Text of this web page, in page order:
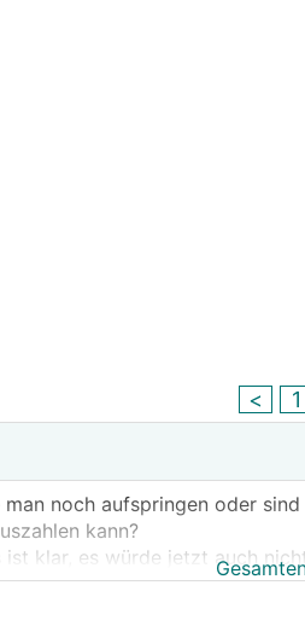
< 1
noch aufspringen oder
kann?
klar, es würde jetzt auch
1 hat ja bereits rund